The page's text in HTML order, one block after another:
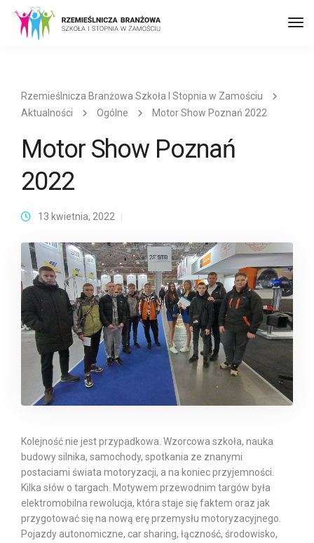
Rzemieślnicza Branżowa Szkoła I Stopnia w Zamościu
Aktualności
Ogólne Motor Show Poznań 2022
Motor Show Poznań
2022
13 kwietnia, 2022
Kolejność nie jest przypadkowa. Wzorcowa szkoła, nauka
budowy silnika, samochody, spotkania ze znanymi
postaciami świata motoryzacji, a na koniec przyjemności.
Kilka słów o targach. Motywem przewodnim targów była
elektromobilna rewolucja, która staje się faktem oraz jak
przygotować się na nową erę przemysłu motoryzacyjnego.
Pojazdy autonomiczne, car sharing, łączność, środowisko,